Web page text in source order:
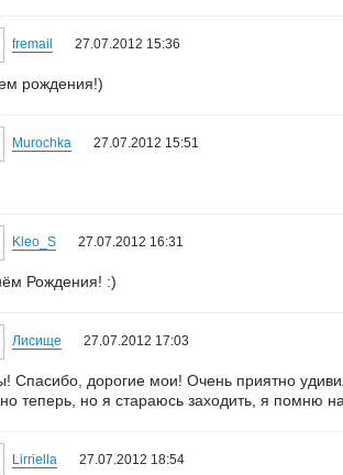
fremail 27.07.2012 15:36
рождения!)
Murochka 27.07.2012 15:51
Kleo_S 27.07.2012 16:31
Рождения! :)
Лисище 27.07.2012 17:03
Спасибо, дорогие мои! Очень приятно
теперь, но я стараюсь заходить, я помню
Lirriella 27.07.2012 18:54